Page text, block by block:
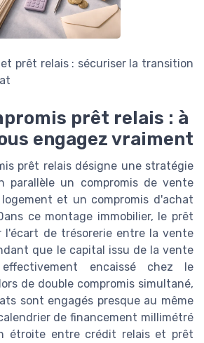
prêt relais : sécuriser la transition
prêt relais : à
engagez vraiment
prêt relais désigne une stratégie
parallèle un compromis de vente
et un compromis d'achat
ce montage immobilier, le prêt
l'écart de trésorerie entre la vente
que le capital issu de la vente
encaissé chez le
de double compromis simultané,
sont engagés presque au même
de financement millimétré
étroite entre crédit relais et prêt